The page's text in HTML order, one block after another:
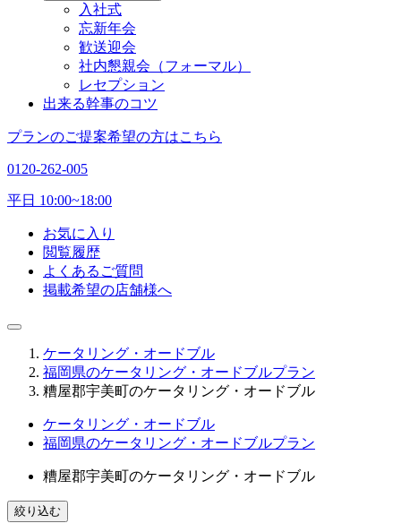
入社式
忘新年会
歓送迎会
社内懇親会（フォーマル）
レセプション
出来る幹事のコツ
プランのご提案希望の方はこちら
0120-262-005
平日 10:00~18:00
お気に入り
閲覧履歴
よくあるご質問
掲載希望の店舗様へ
ケータリング・オードブル
福岡県のケータリング・オードブルプラン
糟屋郡宇美町のケータリング・オードブル
ケータリング・オードブル
福岡県のケータリング・オードブルプラン
糟屋郡宇美町のケータリング・オードブル
絞り込む